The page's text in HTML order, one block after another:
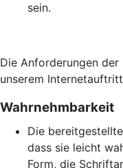
sein.
Die Anforderungen
unserem
Wahrnehmbarkeit
Die
dass sie leicht
Form, die